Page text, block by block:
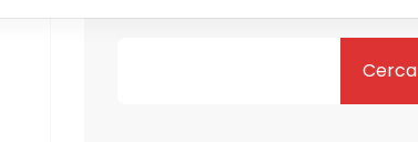
Cerca